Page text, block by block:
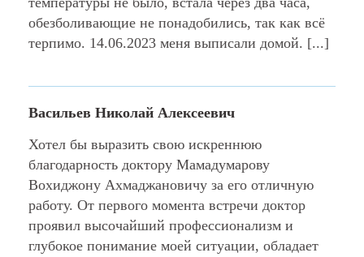
обезболивающие не понадобились, так как всё
терпимо. 14.06.2023 меня выписали домой. [...]
Васильев Николай Алексеевич
Хотел бы выразить свою искреннюю
благодарность доктору Мамадумарову
Вохиджону Ахмаджановичу за его отличную
работу. От первого момента встречи доктор
проявил высочайший профессионализм и
глубокое понимание моей ситуации, обладает